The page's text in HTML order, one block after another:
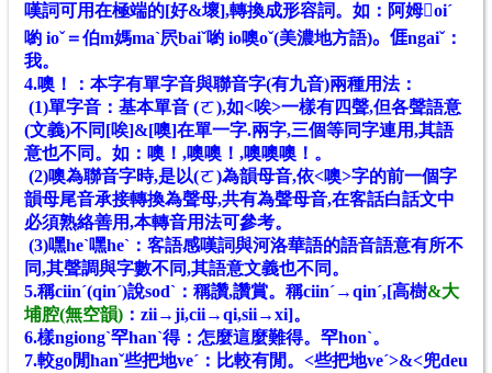
嘆詞可用在極端的[好&壞],轉換成形容詞。如：阿姆𡟓oiˊ
喲 ioˇ＝伯m媽maˋ屄baiˇ喲 io噢oˇ(美濃地方語)。𠊎ngaiˇ：
我。
4.噢！：本字有單字音與聯音字(有九音)兩種用法：
(1)單字音：基本單音 (ㄛ),如<唉>一樣有四聲,但各聲語意
(文義)不同[唉]&[噢]在單一字.兩字,三個等同字連用,其語
意也不同。如：噢！,噢噢！,噢噢噢！。
(2)噢為聯音字時,是以(ㄛ)為韻母音,依<噢>字的前一個字
韻母尾音承接轉換為聲母,共有為聲母音,在客話白話文中
必須熟絡善用,本轉音用法可參考。
(3)嘿heˋ嘿heˋ：客語感嘆詞與河洛華語的語音語意有所不
同,其聲調與字數不同,其語意文義也不同。
5.稱ciinˊ(qinˊ)說sodˋ：稱讚,讚賞。稱ciinˊ→qinˊ,[高樹&大
埔腔(無空韻) ： zii→ji,cii→qi,sii→xi]。
6.樣ngiongˋ罕hanˋ得：怎麼這麼難得。罕honˋ。
7.較go閒hanˇ些把地veˊ：比較有閒。<些把地veˊ>&<兜deu